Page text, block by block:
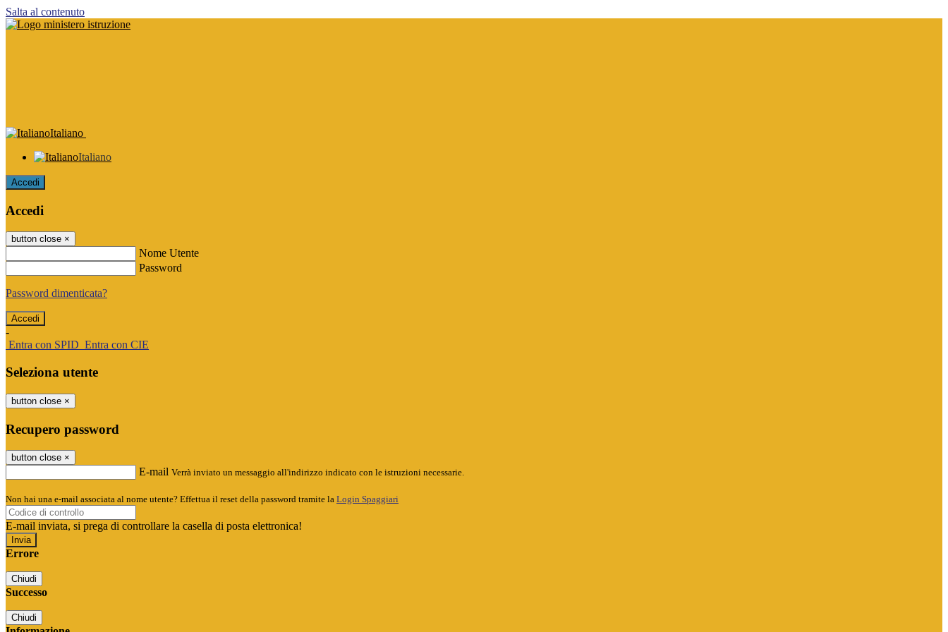
Salta al contenuto
Italiano
Italiano
Accedi
Accedi
button close ×
Nome Utente
Password
Password dimenticata?
-
Entra con SPID Entra con CIE
Seleziona utente
button close ×
Recupero password
button close ×
E-mail Verrà inviato un messaggio all'indirizzo indicato con le istruzioni necessarie.
Non hai una e-mail associata al nome utente? Effettua il reset della password tramite la Login Spaggiari
E-mail inviata, si prega di controllare la casella di posta elettronica!
Errore
Chiudi
Successo
Chiudi